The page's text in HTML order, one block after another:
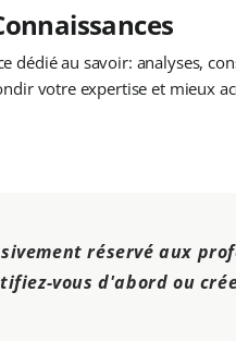
dédié au savoir: analyses,
votre expertise et mieux
réservé aux
vous d'abord ou